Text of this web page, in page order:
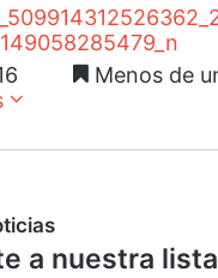
Menos de
a nuestra